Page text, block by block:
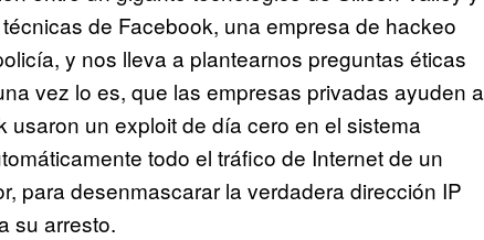
de Facebook, una empresa de hackeo
y nos lleva a plantearnos preguntas éticas
vez lo es, que las empresas privadas ayuden a
un exploit de día cero en el sistema
todo el tráfico de Internet de un
para desenmascarar la verdadera dirección IP
su arresto.